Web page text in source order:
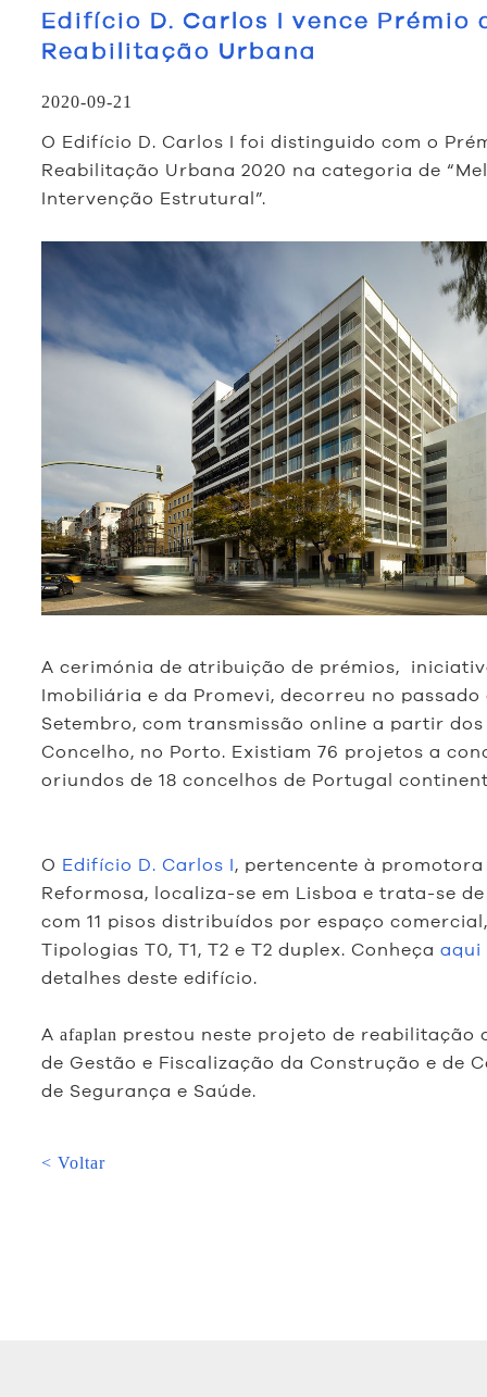
Edifício D. Carlos I vence Prémio
Reabilitação Urbana
2020-09-21
O Edifício D. Carlos I foi distinguido com o
Reabilitação Urbana 2020 na categoria de
Intervenção Estrutural”.
A cerimónia de atribuição de prémios,
Imobiliária e da Promevi, decorreu no passado
Setembro, com transmissão online a partir dos
Concelho, no Porto. Existiam 76 projetos a
oriundos de 18 concelhos de Portugal
O Edifício D. Carlos I, pertencente à
Reformosa, localiza-se em Lisboa e trata-se
com 11 pisos distribuídos por espaço
Tipologias T0, T1, T2 e T2 duplex. Conheça aqui
detalhes deste edifício.
A afaplan prestou neste projeto de reabilitação
de Gestão e Fiscalização da Construção e de
de Segurança e Saúde.
< Voltar